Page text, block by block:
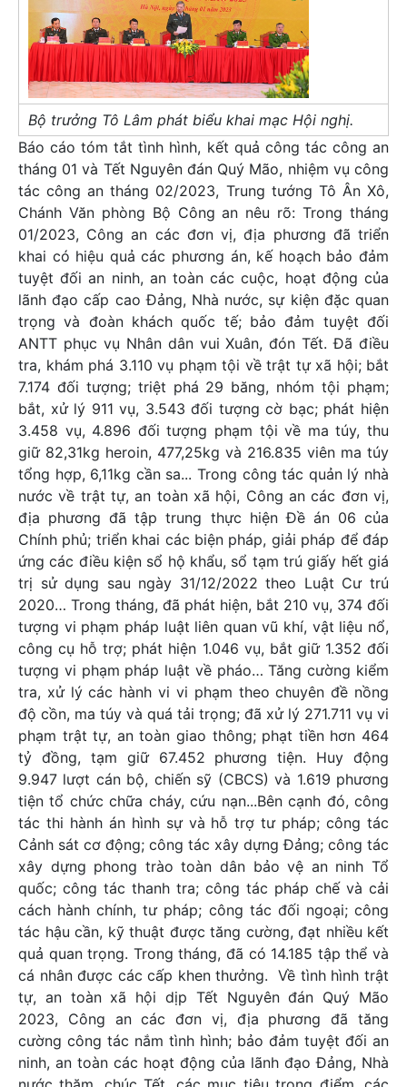
Bộ trưởng Tô Lâm phát biểu khai mạc Hội nghị.
Báo cáo tóm tắt tình hình, kết quả công tác công an
tháng 01 và Tết Nguyên đán Quý Mão, nhiệm vụ công
tác công an tháng 02/2023, Trung tướng Tô Ân Xô,
Chánh Văn phòng Bộ Công an nêu rõ: Trong tháng
01/2023, Công an các đơn vị, địa phương đã triển
khai có hiệu quả các phương án, kế hoạch bảo đảm
tuyệt đối an ninh, an toàn các cuộc, hoạt động của
lãnh đạo cấp cao Đảng, Nhà nước, sự kiện đặc quan
trọng và đoàn khách quốc tế; bảo đảm tuyệt đối
ANTT phục vụ Nhân dân vui Xuân, đón Tết. Đã điều
tra, khám phá 3.110 vụ phạm tội về trật tự xã hội; bắt
7.174 đối tượng; triệt phá 29 băng, nhóm tội phạm;
bắt, xử lý 911 vụ, 3.543 đối tượng cờ bạc; phát hiện
3.458 vụ, 4.896 đối tượng phạm tội về ma túy, thu
giữ 82,31kg heroin, 477,25kg và 216.835 viên ma túy
tổng hợp, 6,11kg cần sa... Trong công tác quản lý nhà
nước về trật tự, an toàn xã hội, Công an các đơn vị,
địa phương đã tập trung thực hiện Đề án 06 của
Chính phủ; triển khai các biện pháp, giải pháp để đáp
ứng các điều kiện sổ hộ khẩu, sổ tạm trú giấy hết giá
trị sử dụng sau ngày 31/12/2022 theo Luật Cư trú
2020… Trong tháng, đã phát hiện, bắt 210 vụ, 374 đối
tượng vi phạm pháp luật liên quan vũ khí, vật liệu nổ,
công cụ hỗ trợ; phát hiện 1.046 vụ, bắt giữ 1.352 đối
tượng vi phạm pháp luật về pháo… Tăng cường kiểm
tra, xử lý các hành vi vi phạm theo chuyên đề nồng
độ cồn, ma túy và quá tải trọng; đã xử lý 271.711 vụ vi
phạm trật tự, an toàn giao thông; phạt tiền hơn 464
tỷ đồng, tạm giữ 67.452 phương tiện. Huy động
9.947 lượt cán bộ, chiến sỹ (CBCS) và 1.619 phương
tiện tổ chức chữa cháy, cứu nạn...Bên cạnh đó, công
tác thi hành án hình sự và hỗ trợ tư pháp; công tác
Cảnh sát cơ động; công tác xây dựng Đảng; công tác
xây dựng phong trào toàn dân bảo vệ an ninh Tổ
quốc; công tác thanh tra; công tác pháp chế và cải
cách hành chính, tư pháp; công tác đối ngoại; công
tác hậu cần, kỹ thuật được tăng cường, đạt nhiều kết
quả quan trọng. Trong tháng, đã có 14.185 tập thể và
cá nhân được các cấp khen thưởng. Về tình hình trật
tự, an toàn xã hội dịp Tết Nguyên đán Quý Mão
2023, Công an các đơn vị, địa phương đã tăng
cường công tác nắm tình hình; bảo đảm tuyệt đối an
ninh, an toàn các hoạt động của lãnh đạo Đảng, Nhà